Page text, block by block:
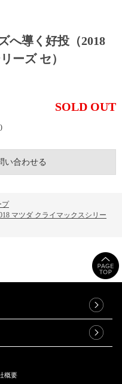
へ導く好投（2018
ーズ セ）
SOLD OUT
い合わせる
プ
マツダ クライマックスシリー
概要